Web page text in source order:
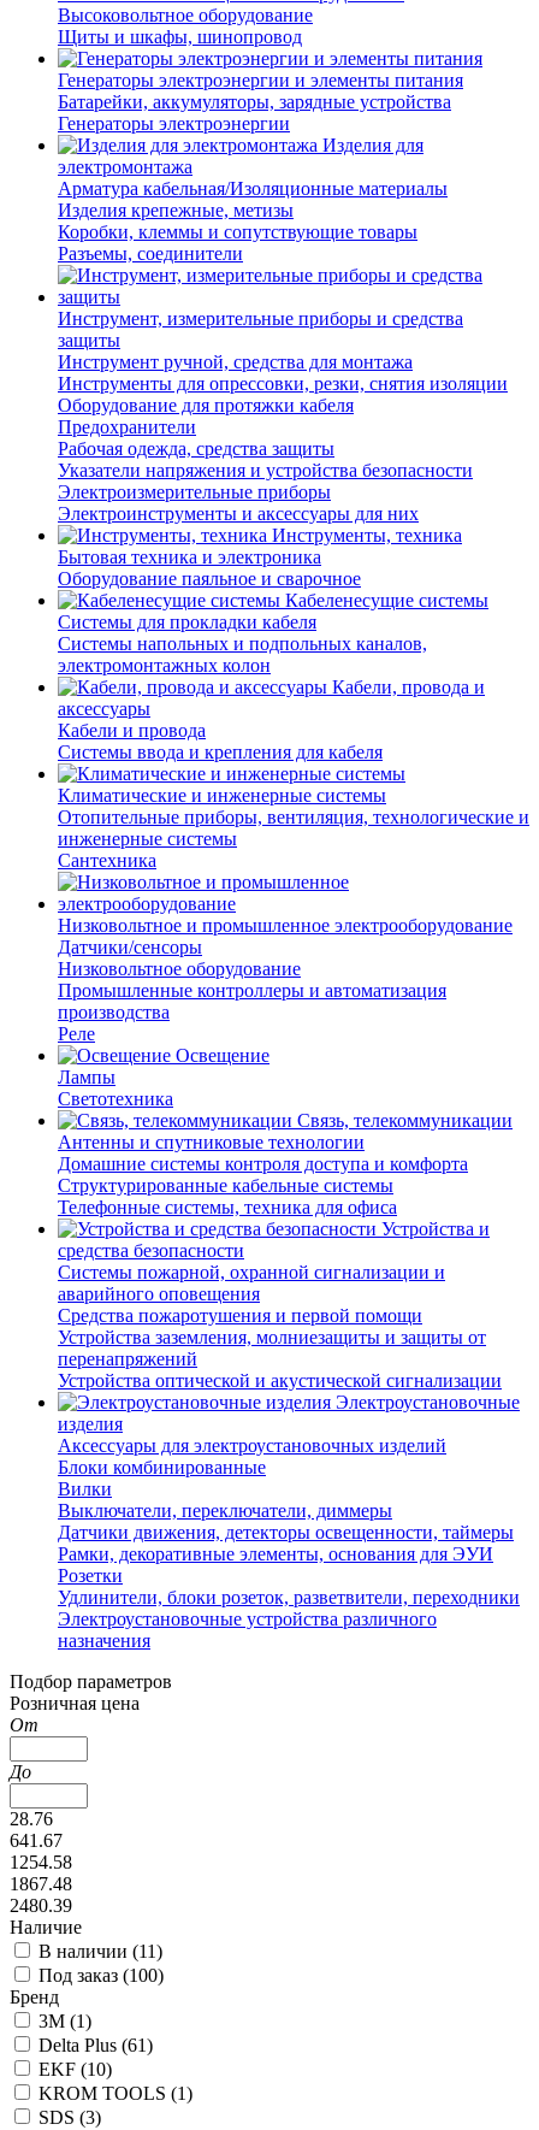
Высоковольтное оборудование
Щиты и шкафы, шинопровод
Генераторы электроэнергии и элементы питания
Батарейки, аккумуляторы, зарядные устройства
Генераторы электроэнергии
Изделия для
электромонтажа
Арматура кабельная/Изоляционные материалы
Изделия крепежные, метизы
Коробки, клеммы и сопутствующие товары
Разъемы, соединители
Инструмент, измерительные приборы и средства
защиты
Инструмент ручной, средства для монтажа
Инструменты для опрессовки, резки, снятия изоляции
Оборудование для протяжки кабеля
Предохранители
Рабочая одежда, средства защиты
Указатели напряжения и устройства безопасности
Электроизмерительные приборы
Электроинструменты и аксессуары для них
Инструменты, техника
Бытовая техника и электроника
Оборудование паяльное и сварочное
Кабеленесущие системы
Системы для прокладки кабеля
Системы напольных и подпольных каналов,
электромонтажных колон
Кабели, провода и
аксессуары
Кабели и провода
Системы ввода и крепления для кабеля
Климатические и инженерные системы
Отопительные приборы, вентиляция, технологические и
инженерные системы
Сантехника
Низковольтное и промышленное электрооборудование
Датчики/сенсоры
Низковольтное оборудование
Промышленные контроллеры и автоматизация
производства
Реле
Освещение
Лампы
Светотехника
Связь, телекоммуникации
Антенны и спутниковые технологии
Домашние системы контроля доступа и комфорта
Структурированные кабельные системы
Телефонные системы, техника для офиса
Устройства и
средства безопасности
Системы пожарной, охранной сигнализации и
аварийного оповещения
Средства пожаротушения и первой помощи
Устройства заземления, молниезащиты и защиты от
перенапряжений
Устройства оптической и акустической сигнализации
Электроустановочные
изделия
Аксессуары для электроустановочных изделий
Блоки комбинированные
Вилки
Выключатели, переключатели, диммеры
Датчики движения, детекторы освещенности, таймеры
Рамки, декоративные элементы, основания для ЭУИ
Розетки
Удлинители, блоки розеток, разветвители, переходники
Электроустановочные устройства различного
назначения
Подбор параметров
Розничная цена
От
До
28.76
641.67
1254.58
1867.48
2480.39
Наличие
В наличии (11)
Под заказ (100)
Бренд
3М (1)
Delta Plus (61)
EKF (10)
KROM TOOLS (1)
SDS (3)